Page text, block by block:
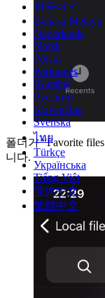
한국어
Bahasa Melayu
Nederlands
Norsk
Polski
Português
Română
Русский
Slovenčina
Svenska
ไทย
Türkçe
Українська
Tiếng Việt
简体中文
繁體中文
폴더가 “Favorite
니다.